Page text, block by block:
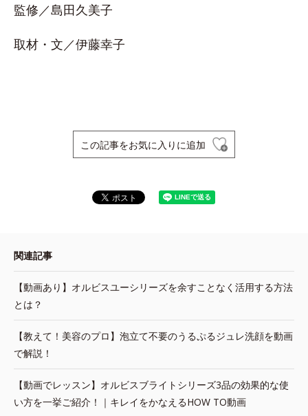
監修／島田久美子
取材・文／伊藤幸子
この記事をお気に入りに追加
関連記事
【動画あり】オルビスユーシリーズを余すことなく活用する方法
とは？
【教えて！美容のプロ】泡立て不要のうるぷるジュレ洗顔を動画
で解説！
【動画でレッスン】オルビスブライトシリーズ3品の効果的な使
い方を一挙ご紹介！｜キレイをかなえるHOW TO動画